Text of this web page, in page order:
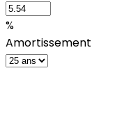
%
Amortissement